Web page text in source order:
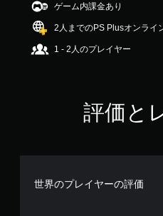
で
す
ゲーム内課金あり
2人までのPS Plusオンライ
1 - 2人のプレイヤー
評価と
世界のプレイヤーの評価